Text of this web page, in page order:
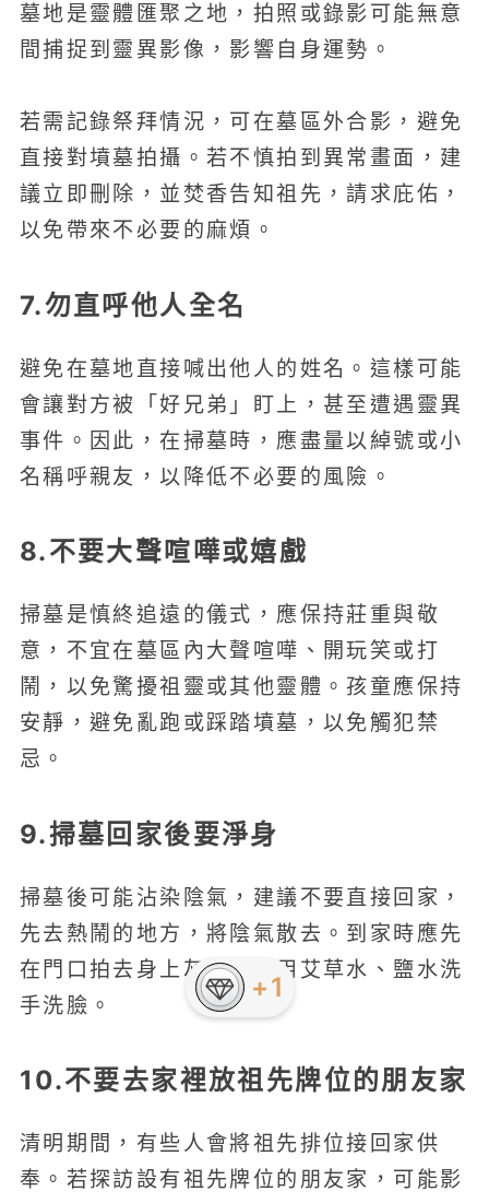
墓地是靈體匯聚之地，拍照或錄影可能無意
間捕捉到靈異影像，影響自身運勢。
若需記錄祭拜情況，可在墓區外合影，避免
直接對墳墓拍攝。若不慎拍到異常畫面，建
議立即刪除，並焚香告知祖先，請求庇佑，
以免帶來不必要的麻煩。
7.勿直呼他人全名
避免在墓地直接喊出他人的姓名。這樣可能
會讓對方被「好兄弟」盯上，甚至遭遇靈異
事件。因此，在掃墓時，應盡量以綽號或小
名稱呼親友，以降低不必要的風險。
8.不要大聲喧嘩或嬉戲
掃墓是慎終追遠的儀式，應保持莊重與敬
意，不宜在墓區內大聲喧嘩、開玩笑或打
鬧，以免驚擾祖靈或其他靈體。孩童應保持
安靜，避免亂跑或踩踏墳墓，以免觸犯禁
忌。
9.掃墓回家後要淨身
掃墓後可能沾染陰氣，建議不要直接回家，
先去熱鬧的地方，將陰氣散去。到家時應先
在門口拍去身上灰塵，或用艾草水、鹽水洗
手洗臉。
10.不要去家裡放祖先牌位的朋友家
清明期間，有些人會將祖先排位接回家供
奉。若探訪設有祖先牌位的朋友家，可能影
+1